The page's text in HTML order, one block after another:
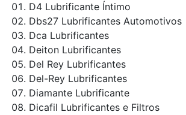
D4 Lubrificante Íntimo
Dbs27 Lubrificantes Automotivos
Dca Lubrificantes
Deiton Lubrificantes
Del Rey Lubrificantes
Del-Rey Lubrificantes
Diamante Lubrificante
Dicafil Lubrificantes e Filtros